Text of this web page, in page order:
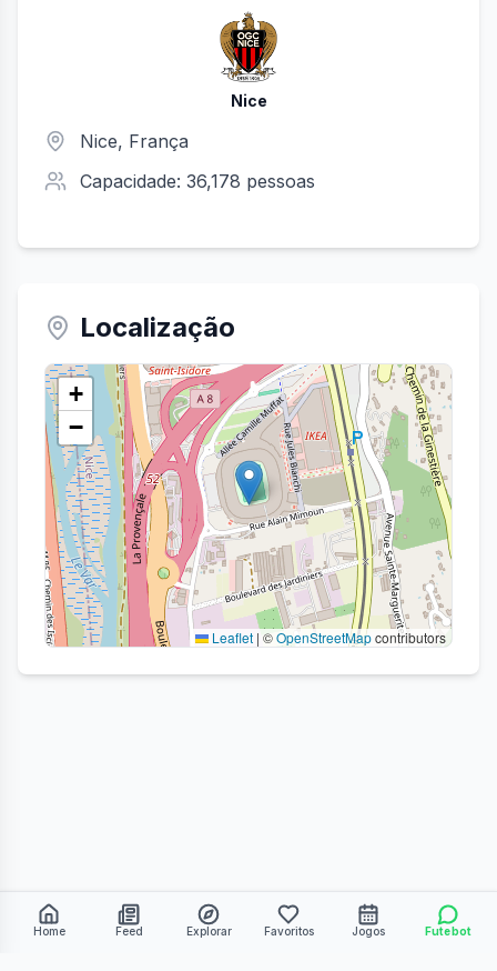
Nice, França
Capacidade: 36,178 pessoas
Nice
Localização
+
−
Leaflet | ©OpenStreetMapcontributors
Home Feed Explorar Favoritos Jogos Futebot